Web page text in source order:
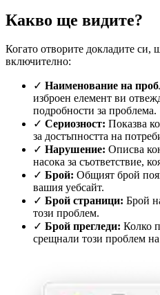
Какво ще видите?
Когато отворите докладите си,
включително:
✓ Наименование на
изброен елемент ви
подробности за проблема.
✓ Сериозност: Показва
за достъпността на
✓ Нарушение: Описва
насока за съответствие,
✓ Брой: Общият брой
вашия уебсайт.
✓ Брой страници: Брой
този проблем.
✓ Брой прегледи: Колко
срещнали този проблем